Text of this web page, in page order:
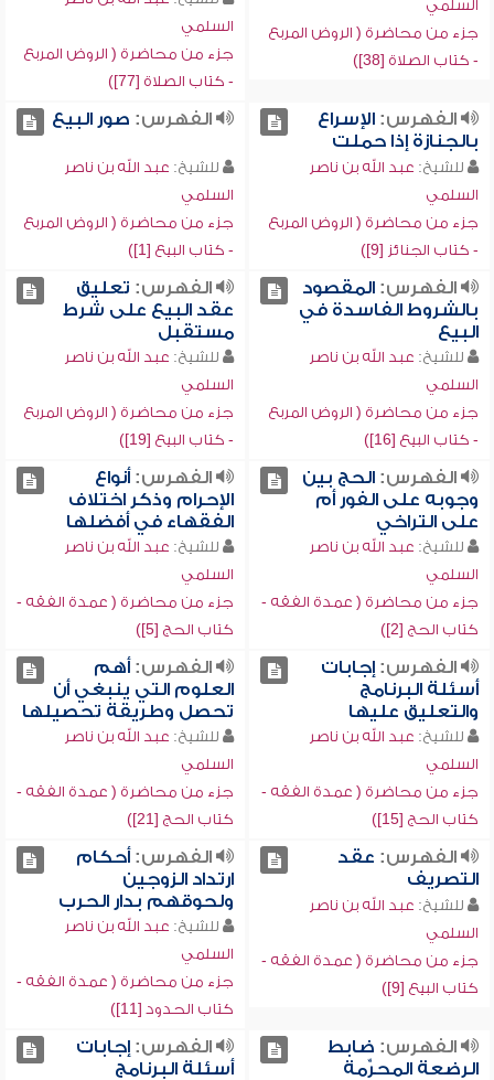
السلمي
جزء من محاضرة ( الروض المربع
- كتاب الصلاة [38])
السلمي
جزء من محاضرة ( الروض المربع
- كتاب الصلاة [77])
الفهرس:الإسراع
بالجنازة إذا حملت
للشيخ: عبد الله بن ناصر
السلمي
جزء من محاضرة ( الروض المربع
- كتاب الجنائز [9])
الفهرس: صور البيع
للشيخ: عبد الله بن ناصر
السلمي
جزء من محاضرة ( الروض المربع
- كتاب البيع [1])
الفهرس:المقصود
بالشروط الفاسدة في
البيع
للشيخ: عبد الله بن ناصر
السلمي
جزء من محاضرة ( الروض المربع
- كتاب البيع [16])
الفهرس: تعليق
عقد البيع على شرط
مستقبل
للشيخ: عبد الله بن ناصر
السلمي
جزء من محاضرة ( الروض المربع
- كتاب البيع [19])
الفهرس:الحج بين
وجوبه على الفور أم
على التراخي
للشيخ: عبد الله بن ناصر
السلمي
جزء من محاضرة ( عمدة الفقه -
كتاب الحج [2])
الفهرس:أنواع
الإحرام وذكر اختلاف
الفقهاء في أفضلها
للشيخ: عبد الله بن ناصر
السلمي
جزء من محاضرة ( عمدة الفقه -
كتاب الحج [5])
الفهرس:إجابات
أسئلة البرنامج
والتعليق عليها
للشيخ: عبد الله بن ناصر
السلمي
جزء من محاضرة ( عمدة الفقه -
كتاب الحج [15])
الفهرس:أهم
العلوم التي ينبغي أن
تحصل وطريقة تحصيلها
للشيخ: عبد الله بن ناصر
السلمي
جزء من محاضرة ( عمدة الفقه -
كتاب الحج [21])
الفهرس: عقد
التصريف
للشيخ: عبد الله بن ناصر
السلمي
جزء من محاضرة ( عمدة الفقه -
كتاب البيع [9])
الفهرس:أحكام
ارتداد الزوجين
ولحوقهم بدار الحرب
للشيخ: عبد الله بن ناصر
السلمي
جزء من محاضرة ( عمدة الفقه -
كتاب الحدود [11])
الفهرس: ضابط
الرضعة المحرِّمة
الفهرس:إجابات
أسئلة البرنامج